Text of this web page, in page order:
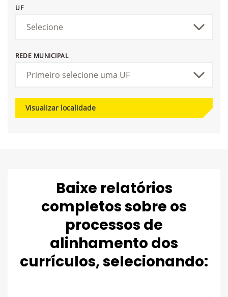
UF
REDE MUNICIPAL
Visualizar localidade
Baixe relatórios
completos sobre os
processos de
alinhamento dos
currículos, selecionando: